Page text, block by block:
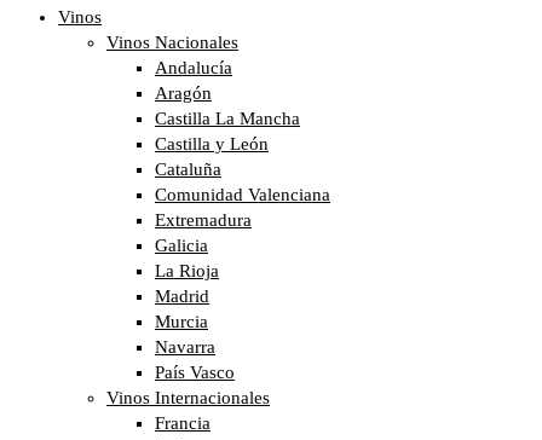
Vinos
Vinos Nacionales
Andalucía
Aragón
Castilla La Mancha
Castilla y León
Cataluña
Comunidad Valenciana
Extremadura
Galicia
La Rioja
Madrid
Murcia
Navarra
País Vasco
Vinos Internacionales
Francia